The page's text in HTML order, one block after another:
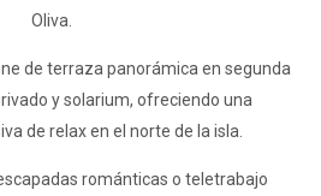
Oliva.
de terraza panorámica en segunda
y solarium, ofreciendo una
de relax en el norte de la isla.
románticas o teletrabajo